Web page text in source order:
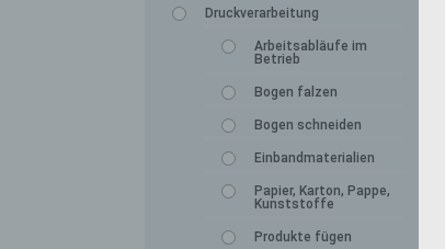
Druckverarbeitung
Arbeitsabläufe im
Betrieb
Bogen falzen
Bogen schneiden
Einbandmaterialien
Papier, Karton, Pappe,
Kunststoffe
Produkte fügen